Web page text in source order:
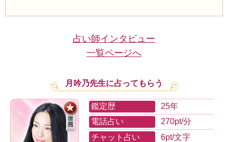
占い師インタビュー
一覧ページへ
月吟乃先生に占ってもらう
鑑定歴
25年
電話占い
270pt/分
チャット占い
6pt/文字